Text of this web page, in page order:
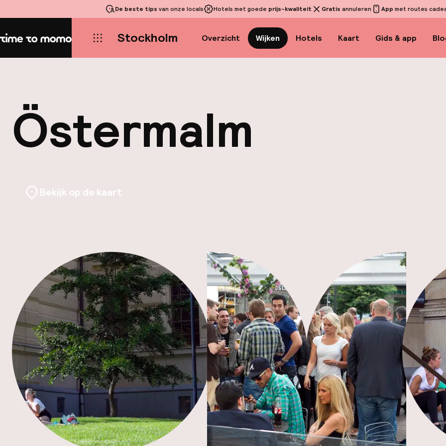
De beste tips van onze locals Hotels met goede prijs-kwaliteit Gratis annuleren App met routes
Home Stockholm Overzicht Wijken Hotels Kaart Gids & app
Östermalm
Bekijk op de kaart